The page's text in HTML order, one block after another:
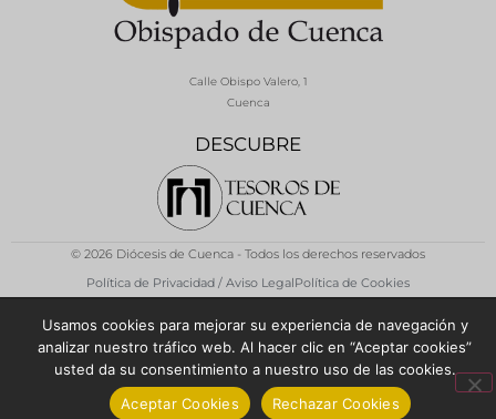
DESCUBRE
Calle Obispo Valero, 1
Cuenca
© 2026 Diócesis de Cuenca - Todos los derechos reservados
Política de Privacidad / Aviso LegalPolítica de Cookies
Usamos cookies para mejorar su experiencia de navegación y
analizar nuestro tráfico web. Al hacer clic en “Aceptar cookies”
usted da su consentimiento a nuestro uso de las cookies.
Aceptar Cookies
Rechazar Cookies